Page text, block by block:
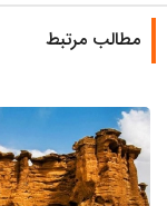
مطالب مرتبط